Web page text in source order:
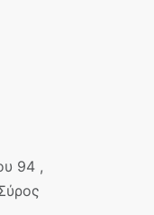
94 ,